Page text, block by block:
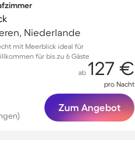
Niederlande
mit Meerblick ideal für
für bis zu 6 Gäste
ab 127 €
pro Nacht
Zum Angebot